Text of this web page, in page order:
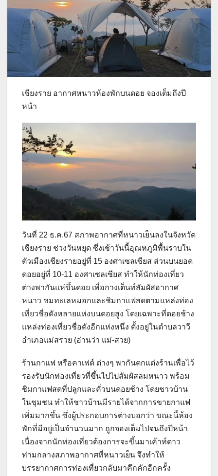
เชียงราย อากาศหนาวห้องพักบนดอย จองเต็มถึงปี
หน้า
วันที่ 22 ธ.ค.67 สภาพอากาศที่หนาวเย็นลงในจังหวัด
เชียงราย ช่วงวันหยุด ซึ่งเช้าวันนี้อุณหภูมิพื้นราบใน
ตัวเมืองเชียงรายอยู่ที่ 15 องศาเซลเซียส ส่วนบนยอด
ดอยอยู่ที่ 10-11 องศาเซลเซียส ทำให้นักท่องเที่ยว
ต่างพากันแห่ขึ้นดอย เพื่อกางเต็นท์สัมผัสอากาศ
หนาว ชมทะเลหมอกและชิมกาแฟสดตามแหล่งท่อง
เที่ยวชื่อดังหลายแห่งบนดอยสูง โดยเฉพาะที่ดอยช้าง
แหล่งท่องเที่ยวชื่อดังอีกแห่งหนึ่ง ตั้งอยู่ในตำบลวาวี
อำเภอแม่สรวย (อ่านว่า แม่-สวย)
ร้านกาแฟ หรือคาเฟต์ ต่างๆ พากันตกแต่งร้านเพื่อไว้
รองรับนักท่องเที่ยวที่ขึ้นไปไปสัมผัสลมหนาว พร้อม
ชิมกาแฟสดที่ปลูกและคั่วบนดอยช้าง โดยชาวบ้าน
ในชุมชน ทำให้ชาวบ้านมีรายได้จากการขายกาแฟ
เพิ่มมากขึ้น ซึ่งผู้ประกอบการต่างบอกว่า ขณะนี้ห้อง
พักที่มีอยู่เป็นจำนวนมาก ถูกจองเต็มไปจนถึงปีหน้า
เนื่องจากนักท่องเที่ยวต้องการจะขึ้นมาเค้าท์ดาว
ท่ามกลางสภาพอากาศที่หนาวเย็น จึงทำให้
บรรยากาศการท่องเที่ยวกลับมาคึกคักอีกครั้ง